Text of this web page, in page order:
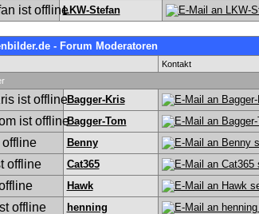
LKW-Stefan
- Forum Moderatoren
Kontakt
Bagger-Kris
Bagger-Tom
Benny
Cat365
Hawk
henning